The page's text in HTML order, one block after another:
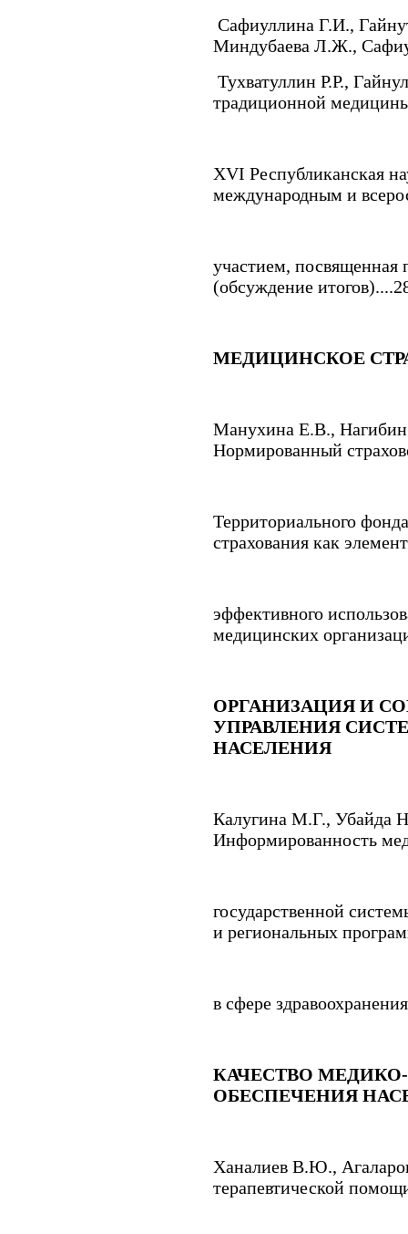
Сафиуллина Г.И.,
Миндубаева Л.Ж.,
Тухватуллин Р.Р.,
традиционной
XVI Республиканская
международным и
участием,
(обсуждение
МЕДИЦИНСКОЕ
Манухина Е.В.,
Нормированный
Территориального
страхования как элемент
эффективного
медицинских
ОРГАНИЗАЦИЯ И
УПРАВЛЕНИЯ
НАСЕЛЕНИЯ
Калугина М.Г., Убайда
Информированность
государственной
и региональных
в сфере
КАЧЕСТВО
ОБЕСПЕЧЕНИЯ
Ханалиев В.Ю.,
терапевтической